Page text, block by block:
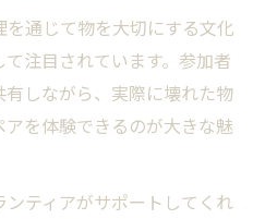
通じて物を大切にする文化
注目されています。参加者
しながら、実際に壊れた物
を体験できるのが大きな魅
ティアがサポートしてくれ